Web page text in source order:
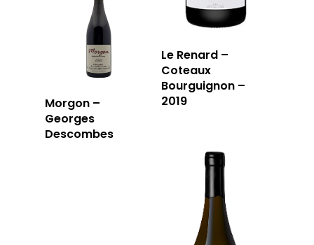
Le Renard –
Coteaux
Bourguignon –
2019
Morgon –
Georges
Descombes